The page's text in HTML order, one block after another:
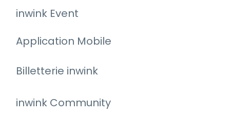
inwink Event
Application Mobile
Billetterie inwink
inwink Community